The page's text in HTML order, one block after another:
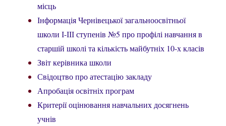
місць
Інформація Чернівецької загальноосвітньої
школи І-ІІІ ступенів №5 про профілі навчання в
старшій школі та кількість майбутніх 10-х класів
Звіт керівника школи
Свідоцтво про атестацію закладу
Апробація освітніх програм
Критерії оцінювання навчальних досягнень
учнів